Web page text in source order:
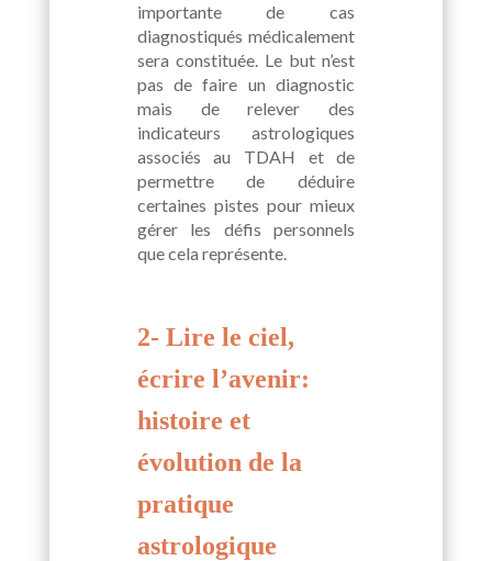
importante de cas
diagnostiqués médicalement
sera constituée. Le but n’est
pas de faire un diagnostic
mais de relever des
indicateurs astrologiques
associés au TDAH et de
permettre de déduire
certaines pistes pour mieux
gérer les défis personnels
que cela représente.
2- Lire le ciel,
écrire l’avenir:
histoire et
évolution de la
pratique
astrologique